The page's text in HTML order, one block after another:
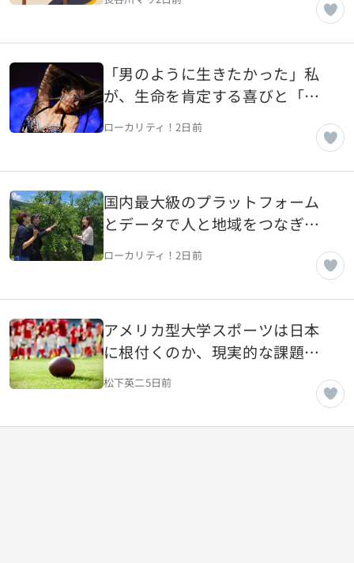
「男のように生きたかった」私
が、生命を肯定する喜びと「祈
り」のベリーダンスで解き放た
れた 【神奈川県葉山町】
ローカリティ！2日前
国内最大級のプラットフォーム
とデータで人と地域をつなぎ、
「地域の稼ぐ力を底上げ」。楽
天が取り組む地域創生【東京都
ローカリティ！2日前
アメリカ型大学スポーツは日本
に根付くのか、現実的な課題を
考える
松下英二5日前